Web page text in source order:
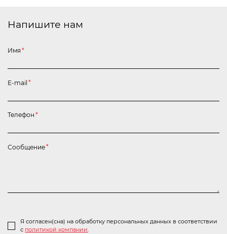
Напишите нам
Имя *
E-mail *
Я согласен(сна) на обработку персональных данных в соответствии
с политикой компании.
Телефон *
Сообщение*